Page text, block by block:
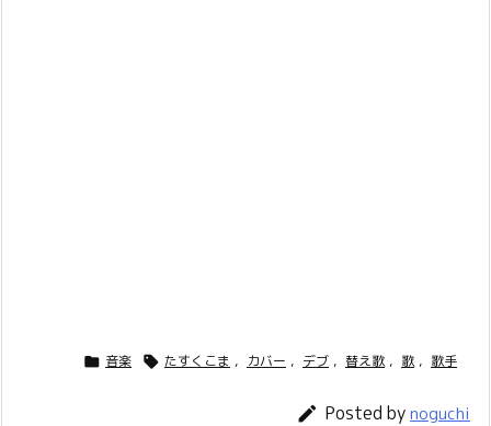
 音楽  たすくこま , カバー , デブ , 替え歌 , 歌 , 歌手
 Posted bynoguchi